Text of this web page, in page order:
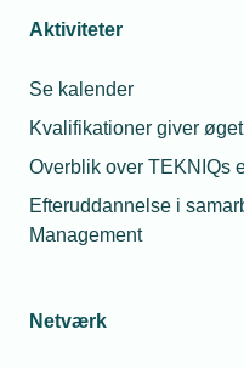
Aktiviteter
Se kalender
Kvalifikationer giver
Overblik over TEKNIQs
Efteruddannelse i
Management
Netværk